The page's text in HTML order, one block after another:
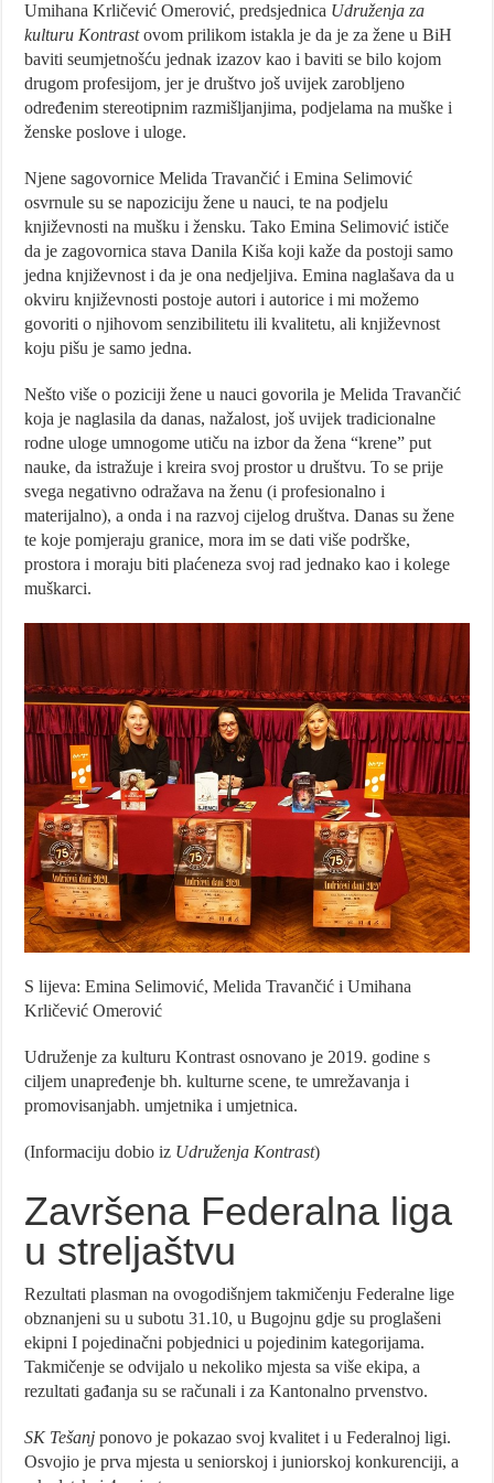
Umihana Krličević Omerović, predsjednica Udruženja za
kulturu Kontrastovom prilikom istakla je da je za žene u BiH
baviti seumjetnošću jednak izazov kao i baviti se bilo kojom
drugom profesijom, jer je društvo još uvijek zarobljeno
određenim stereotipnim razmišljanjima, podjelama na muške i
ženske poslove i uloge.
Njene sagovornice Melida Travančić i Emina Selimović
osvrnule su se napoziciju žene u nauci, te na podjelu
književnosti na mušku i žensku. Tako Emina Selimović ističe
da je zagovornica stava Danila Kiša koji kaže da postoji samo
jedna književnost i da je ona nedjeljiva. Emina naglašava da u
okviru književnosti postoje autori i autorice i mi možemo
govoriti o njihovom senzibilitetu ili kvalitetu, ali književnost
koju pišu je samo jedna.
Nešto više o poziciji žene u nauci govorila je Melida Travančić
koja je naglasila da danas, nažalost, još uvijek tradicionalne
rodne uloge umnogome utiču na izbor da žena “krene” put
nauke, da istražuje i kreira svoj prostor u društvu. To se prije
svega negativno odražava na ženu (i profesionalno i
materijalno), a onda i na razvoj cijelog društva. Danas su žene
te koje pomjeraju granice, mora im se dati više podrške,
prostora i moraju biti plaćeneza svoj rad jednako kao i kolege
muškarci.
S lijeva: Emina Selimović, Melida Travančić i Umihana
Krličević Omerović
Udruženje za kulturu Kontrast osnovano je 2019. godine s
ciljem unapređenje bh. kulturne scene, te umrežavanja i
promovisanjabh. umjetnika i umjetnica.
(Informaciju dobio iz Udruženja Kontrast)
Završena Federalna liga
u streljaštvu
Rezultati plasman na ovogodišnjem takmičenju Federalne lige
obznanjeni su u subotu 31.10, u Bugojnu gdje su proglašeni
ekipni I pojedinačni pobjednici u pojedinim kategorijama.
Takmičenje se odvijalo u nekoliko mjesta sa više ekipa, a
rezultati gađanja su se računali i za Kantonalno prvenstvo.
SK Tešanj ponovo je pokazao svoj kvalitet i u Federalnoj ligi.
Osvojio je prva mjesta u seniorskoj i juniorskoj konkurenciji, a